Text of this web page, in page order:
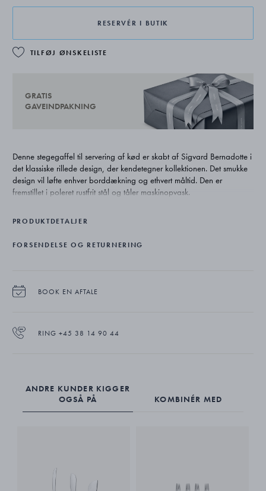
RESERVÉR I BUTIK
TILFØJ ØNSKELISTE
GRATIS
GAVEINDPAKNING
Denne stegegaffel til servering af kød er skabt af Sigvard Bernadotte i
det klassiske rillede design, der kendetegner kollektionen. Det smukke
design vil løfte enhver borddækning og ethvert måltid. Den er
fremstillet i poleret rustfrit stål og tåler maskinopvask.
PRODUKTDETALJER
FORSENDELSE OG RETURNERING
BOOK EN AFTALE
RING +45 38 14 90 44
ANDRE KUNDER KIGGER
OGSÅ PÅ
KOMBINÉR MED